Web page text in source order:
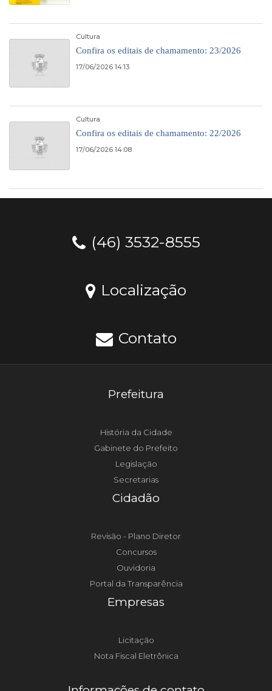
Cultura
Confira os editais de chamamento: 23/2026
17/06/2026 14:13
Cultura
Confira os editais de chamamento: 22/2026
17/06/2026 14:08
(46) 3532-8555
Localização
Contato
Prefeitura
História da Cidade
Gabinete do Prefeito
Legislação
Secretarias
Cidadão
Revisão - Plano Diretor
Concursos
Ouvidoria
Portal da Transparência
Empresas
Licitação
Nota Fiscal Eletrônica